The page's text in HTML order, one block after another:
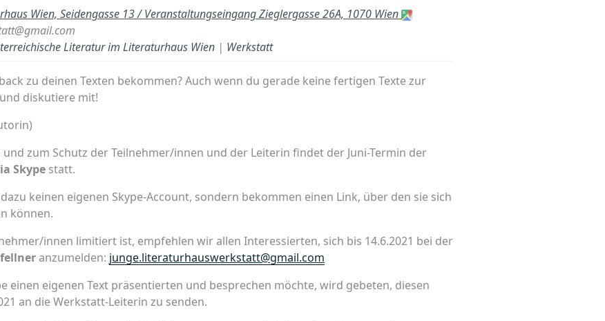
Wien, Seidengasse 13 / Veranstaltungseingang Zieglergasse 26A, 1070 Wien
Literatur im Literaturhaus Wien | Werkstatt
zu deinen Texten bekommen? Auch wenn du gerade keine fertigen Texte zur
diskutiere mit!
zum Schutz der Teilnehmer/innen und der Leiterin findet der Juni-Termin der
Skype statt.
keinen eigenen Skype-Account, sondern bekommen einen Link, über den sie sich
können.
innen limitiert ist, empfehlen wir allen Interessierten, sich bis 14.6.2021 bei der
anzumelden: junge.literaturhauswerkstatt@gmail.com
einen eigenen Text präsentierten und besprechen möchte, wird gebeten, diesen
an die Werkstatt-Leiterin zu senden.